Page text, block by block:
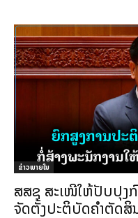
ຂ່າວພາຍ​ໃນ
ສສຊ ສະເໜີໃຫ້ປັບປຸງ
ຈັດຕັ້ງປະຕິບັດຄໍາຕັດສິ